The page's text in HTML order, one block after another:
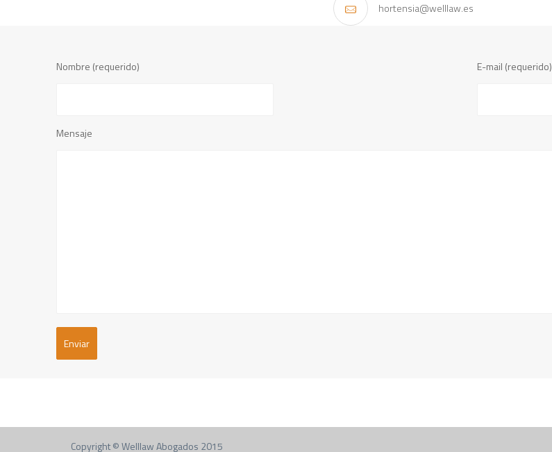
hortensia@welllaw.es
Nombre (requerido) E-mail (requerido)
Mensaje
Copyright © Welllaw Abogados 2015